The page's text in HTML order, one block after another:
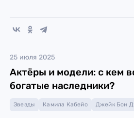
25 июля 2025
Актёры и модели: с кем
богатые наследники?
Звезды Камила Кабейо Джейк Бон